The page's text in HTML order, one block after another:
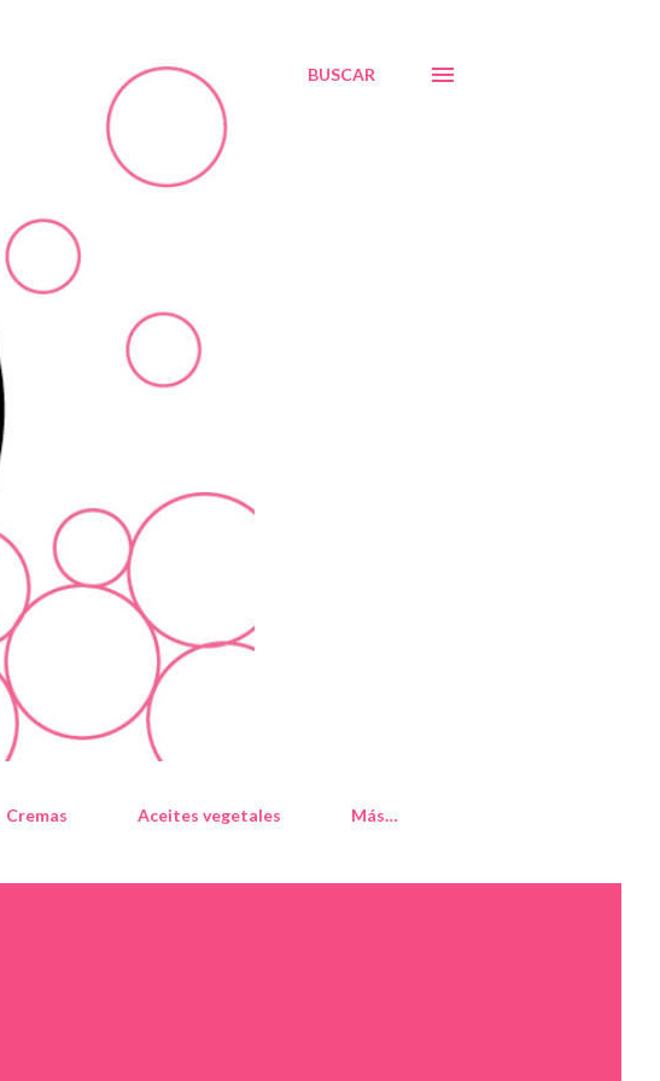
BUSCAR
Cremas Aceites vegetales Más…